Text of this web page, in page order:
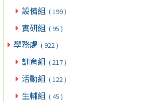
設備組 ( 199 )
實研組 ( 95 )
學務處 ( 922 )
訓育組 ( 217 )
活動組 ( 122 )
生輔組 ( 45 )